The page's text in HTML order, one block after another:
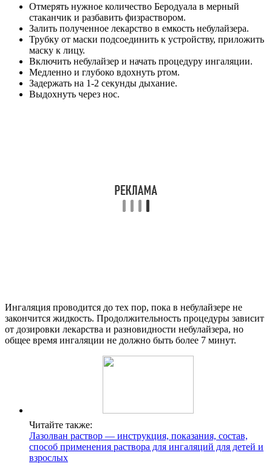
Отмерять нужное количество Беродуала в мерный
стаканчик и разбавить физраствором.
Залить полученное лекарство в емкость небулайзера.
Трубку от маски подсоединить к устройству, приложить
маску к лицу.
Включить небулайзер и начать процедуру ингаляции.
Медленно и глубоко вдохнуть ртом.
Задержать на 1-2 секунды дыхание.
Выдохнуть через нос.
Ингаляция проводится до тех пор, пока в небулайзере не
закончится жидкость. Продолжительность процедуры зависит
от дозировки лекарства и разновидности небулайзера, но
общее время ингаляции не должно быть более 7 минут.
Читайте также:
Лазолван раствор — инструкция, показания, состав,
способ применения раствора для ингаляций для детей и
взрослых